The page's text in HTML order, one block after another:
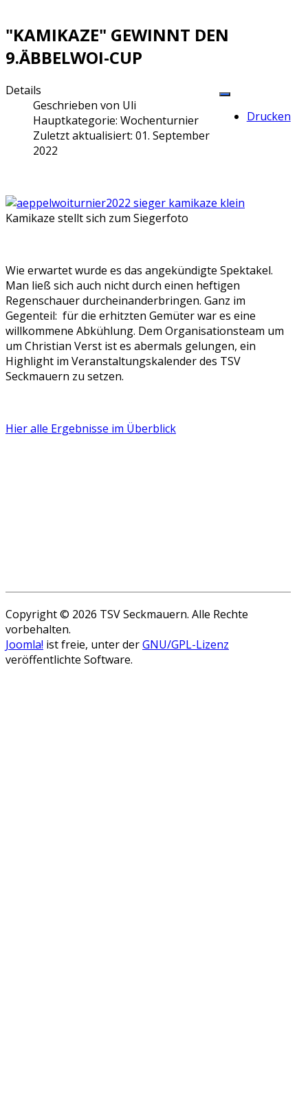
"KAMIKAZE" GEWINNT DEN
9.ÄBBELWOI-CUP
Drucken
Details
Geschrieben von Uli
Hauptkategorie: Wochenturnier
Zuletzt aktualisiert: 01. September
2022
Kamikaze stellt sich zum Siegerfoto
Wie erwartet wurde es das angekündigte Spektakel.
Man ließ sich auch nicht durch einen heftigen
Regenschauer durcheinanderbringen. Ganz im
Gegenteil: für die erhitzten Gemüter war es eine
willkommene Abkühlung. Dem Organisationsteam um
um Christian Verst ist es abermals gelungen, ein
Highlight im Veranstaltungskalender des TSV
Seckmauern zu setzen.
Hier alle Ergebnisse im Überblick
Copyright © 2026 TSV Seckmauern. Alle Rechte
vorbehalten.
Joomla! ist freie, unter derGNU/GPL-Lizenz
veröffentlichte Software.